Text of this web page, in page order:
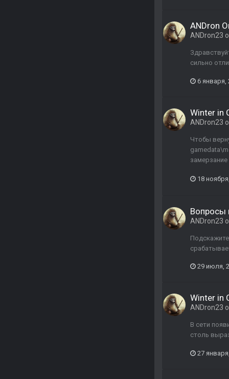
ANDron
ANDron23
сильно
6 января,
Winter in
ANDron23
Чтобы
18
Вопросы
ANDron23
29 июля,
Winter in
ANDron23
В сети
столь
27